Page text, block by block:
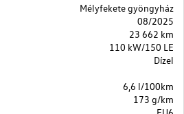
Mélyfekete gyöngyház
08/2025
23 662 km
110 kW/150 LE
Dízel
6,6 l/100km
173 g/km